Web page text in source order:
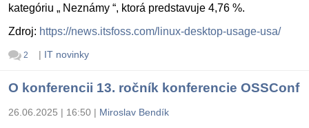
kategóriu „ Neznámy “, ktorá predstavuje 4,76 %.
Zdroj: https://news.itsfoss.com/linux-desktop-usage-usa/
2 | IT novinky
O konferencii 13. ročník konferencie OSSConf
26.06.2025 | 16:50 | Miroslav Bendík